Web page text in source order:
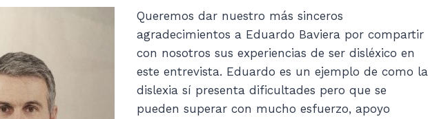
Queremos dar nuestro más sinceros
agradecimientos a Eduardo Baviera por compartir
con nosotros sus experiencias de ser disléxico en
este entrevista. Eduardo es un ejemplo de como la
dislexia sí presenta dificultades pero que se
pueden superar con mucho esfuerzo, apoyo